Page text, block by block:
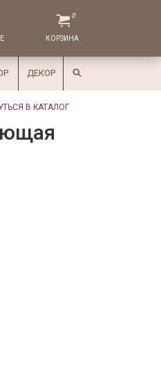
0
КОРЗИНА
ДЕКОР
В КАТАЛОГ